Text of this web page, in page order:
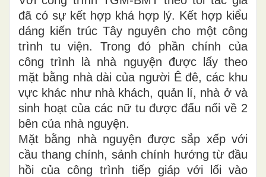
đã có sự kết hợp khá hợp lý. Kết hợp kiểu
dáng kiến trúc Tây nguyên cho một công
trình tu viện. Trong đó phần chính của
công trình là nhà nguyện được lấy theo
mặt bằng nhà dài của người Ê đê, các khu
vực khác như nhà khách, quản lí, nhà ở và
sinh hoạt của các nữ tu được đấu nối về 2
bên của nhà nguyện.
Mặt bằng nhà nguyện được sắp xếp với
cầu thang chính, sảnh chính hướng từ đầu
hồi của công trình tiếp giáp với lối vào